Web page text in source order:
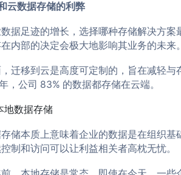
云数据存储的利弊
据足迹的增长，选择哪种存储解决方
内部的决定会极大地影响其业务的未来
迁移到云是高度可定制的，旨在减轻
，公司 83% 的数据都存储在云端。
地数据存储
储本质上意味着企业的数据是在组织
制和访问可以让利益相关者高枕无忧。